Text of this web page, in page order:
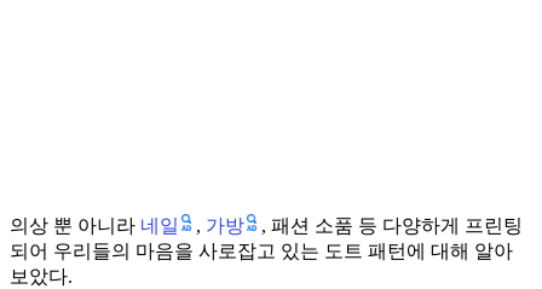
의상 뿐 아니라 네일 , 가방
, 패션 소품 등 다양하게 프린팅
되어 우리들의 마음을 사로잡고 있는 도트 패턴에 대해 알아
보았다.